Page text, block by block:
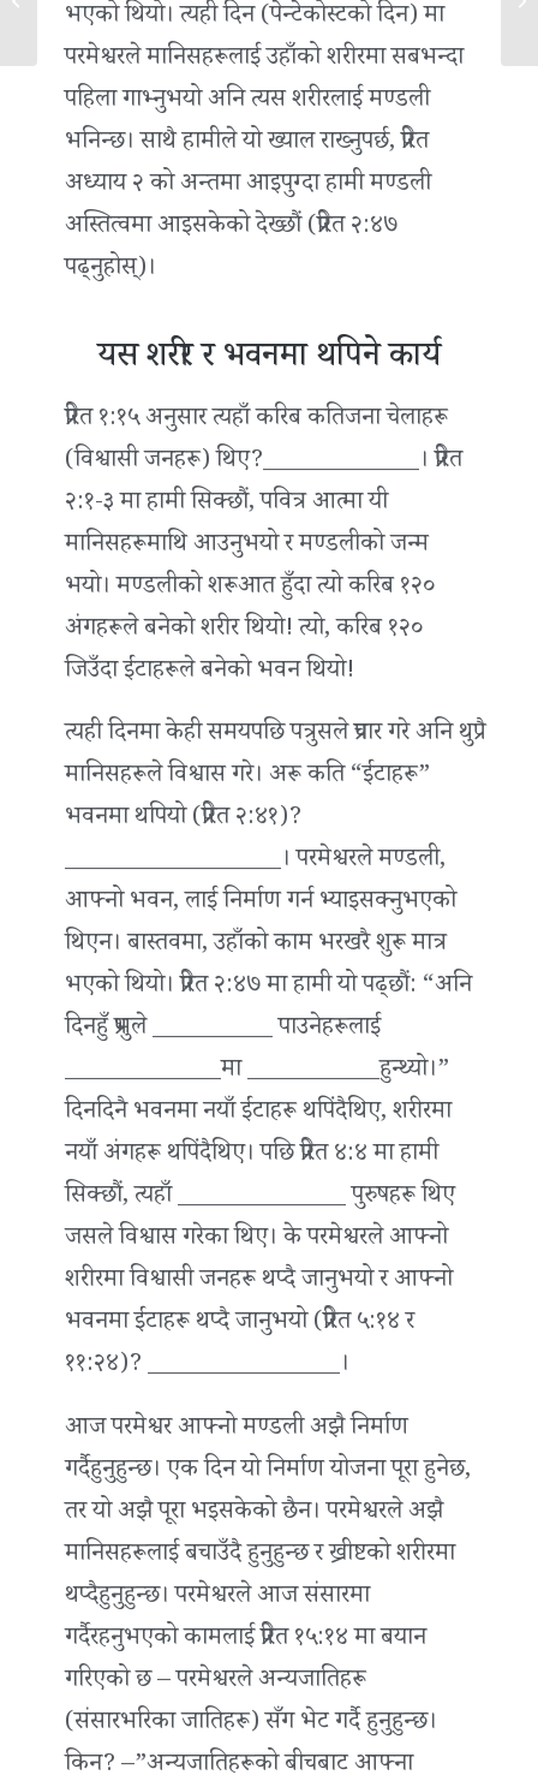
भएको थियो। त्यही दिन (पेन्टेकोस्टको दिन) मा
परमेश्वरले मानिसहरूलाई उहाँको शरीरमा सबभन्दा
पहिला गाभ्नुभयो अनि त्यस शरीरलाई मण्डली
भनिन्छ। साथै हामीले यो ख्याल राख्‍नुपर्छ, प्रेरित
अध्याय २ को अन्तमा आइपुग्दा हामी मण्डली
अस्तित्वमा आइसकेको देख्छौं (प्रेरित २:४७
पढ्नुहोस्)।
यस शरीर र भवनमा थपिने कार्य
प्रेरित १:१५ अनुसार त्यहाँ करिब कतिजना चेलाहरू
(विश्वासी जनहरू) थिए?_____________। प्रेरित
२:१-३ मा हामी सिक्छौं, पवित्र आत्मा यी
मानिसहरूमाथि आउनुभयो र मण्डलीको जन्म
भयो। मण्डलीको शरूआत हुँदा त्यो करिब १२०
अंगहरूले बनेको शरीर थियो! त्यो, करिब १२०
जिउँदा ईंटाहरूले बनेको भवन थियो!
त्यही दिनमा केही समयपछि पत्रुसले प्रचार गरे अनि थुप्रै
मानिसहरूले विश्वास गरे। अरू कति “ईंटाहरू”
भवनमा थपियो (प्रेरित २:४१)?
__________________। परमेश्वरले मण्डली,
आफ्नो भवन, लाई निर्माण गर्न भ्याइसक्नुभएको
थिएन। बास्तवमा, उहाँको काम भरखरै शुरू मात्र
भएको थियो। प्रेरित २:४७ मा हामी यो पढ्छौं: “अनि
दिनहुँ प्रभुले __________ पाउनेहरूलाई
_____________मा ___________हुन्थ्यो।”
दिनदिनै भवनमा नयाँ ईंटाहरू थपिंदैथिए, शरीरमा
नयाँ अंगहरू थपिंदैथिए। पछि प्रेरित ४:४ मा हामी
सिक्छौं, त्यहाँ ______________ पुरुषहरू थिए
जसले विश्वास गरेका थिए। के परमेश्वरले आफ्नो
शरीरमा विश्वासी जनहरू थप्दै जानुभयो र आफ्नो
भवनमा ईंटाहरू थप्दै जानुभयो (प्रेरित ५:१४ र
११:२४)? ________________।
आज परमेश्वर आफ्नो मण्डली अझै निर्माण
गर्दैहुनुहुन्छ। एक दिन यो निर्माण योजना पूरा हुनेछ,
तर यो अझै पूरा भइसकेको छैन। परमेश्वरले अझै
मानिसहरूलाई बचाउँदै हुनुहुन्छ र ख्रीष्टको शरीरमा
थप्दैहुनुहुन्छ। परमेश्वरले आज संसारमा
गर्दैरहनुभएको कामलाई प्रेरित १५:१४ मा बयान
गरिएको छ – परमेश्वरले अन्यजातिहरू
(संसारभरिका जातिहरू) सँग भेट गर्दै हुनुहुन्छ।
किन? –”अन्यजातिहरूको बीचबाट आफ्ना